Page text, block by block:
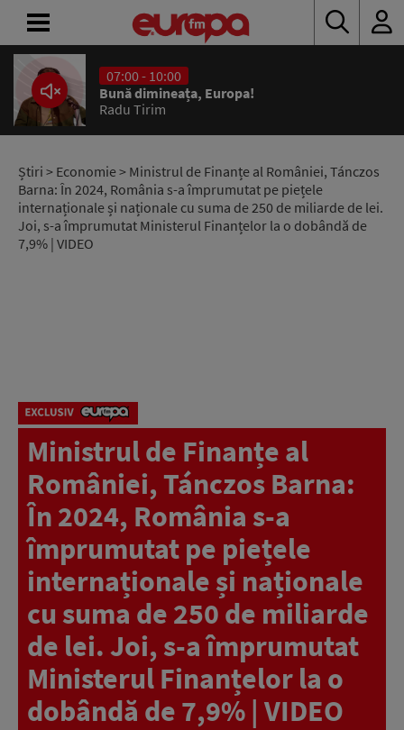
07:00 - 10:00
Bună dimineața, Europa!
Radu Tirim
Știri > Economie> Ministrul de Finanțe al României, Tánczos
Barna: În 2024, România s-a împrumutat pe piețele
internaționale și naționale cu suma de 250 de miliarde de lei.
Joi, s-a împrumutat Ministerul Finanțelor la o dobândă de
7,9% | VIDEO
Ministrul de Finanțe al
României, Tánczos Barna:
În 2024, România s-a
împrumutat pe piețele
internaționale și naționale
cu suma de 250 de miliarde
de lei. Joi, s-a împrumutat
Ministerul Finanțelor la o
dobândă de 7,9% | VIDEO
ACASĂ
ȘTIRI
RADIO
CONCURSURI
PODCAST